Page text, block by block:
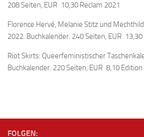
208 Seiten, EUR 10,30 Reclam 2021
Florence Hervé, Melanie Stitz und
2022. Buchkalender. 240 Seiten, EUR
Riot Skirts: Queerfeministischer
Buchkalender. 220 Seiten, EUR 8,10
FOLGEN: